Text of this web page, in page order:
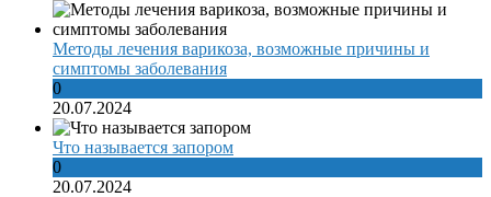
Методы лечения варикоза, возможные причины и
симптомы заболевания
0
20.07.2024
Что называется запором
0
20.07.2024